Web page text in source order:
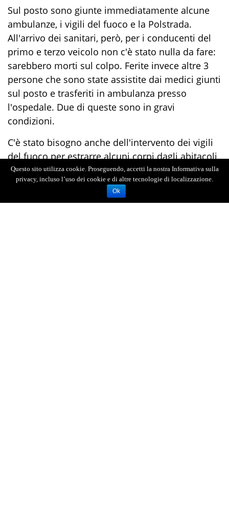
Sul posto sono giunte immediatamente alcune
ambulanze, i vigili del fuoco e la Polstrada.
All'arrivo dei sanitari, però, per i conducenti del
primo e terzo veicolo non c'è stato nulla da fare:
sarebbero morti sul colpo. Ferite invece altre 3
persone che sono state assistite dai medici giunti
sul posto e trasferiti in ambulanza presso
l'ospedale. Due di queste sono in gravi
condizioni.
C'è stato bisogno anche dell'intervento dei vigili
del fuoco per estrarre alcuni corpi dagli abitacoli
accartocciati. La strada è stata chiusa e del
traffico, così come dei rilievi, si sono occupati gli
Questo sito utilizza cookie. Proseguendo, accetti la nostra Informativa sulla
privacy, incluso l’uso dei cookie e di altre tecnologie di localizzazione.
Ok